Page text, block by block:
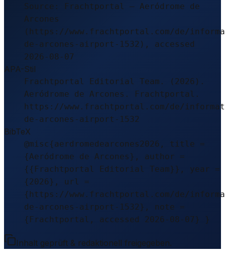
Source: Frachtportal – Aeródrome de
Arcones
(https://www.frachtportal.com/de/
de-arcones-airport-1532), accessed
2026-08-07
APA-Stil
Frachtportal Editorial Team. (2026).
Aeródrome de Arcones. Frachtportal.
https://www.frachtportal.com/de/
de-arcones-airport-1532
BibTeX
@misc{aerdromedearcones2026, title =
{Aeródrome de Arcones}, author =
{{Frachtportal Editorial Team}}, year =
{2026}, url =
{https://www.frachtportal.com/de/
de-arcones-airport-1532}, note =
{Frachtportal, accessed 2026-08-07} }
Inhalt geprüft & redaktionell freigegeben.